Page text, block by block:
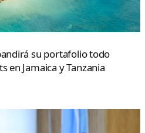
su portafolio todo
en Jamaica y Tanzania